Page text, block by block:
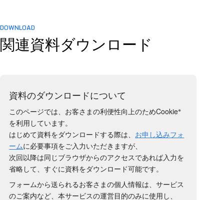
DOWNLOAD
関連資料ダウンロード
資料のダウンロードについて
このページでは、お客さまの利便性向上のためCookie※
を利用しています。
はじめて資料をダウンロードする際は、 お申し込みフォ
ームに必要事項をご入力いただきますが、
次回以降は同じブラウザからのアクセスであれば入力を
省略して、すぐに資料をダウンロード可能です。
フォームから送られるお客さまの個人情報は、サービス
のご案内など、本サービスの運営目的のみに使用し、